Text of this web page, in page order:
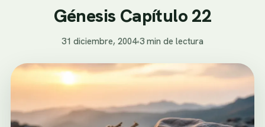
Génesis Capítulo 22
31 diciembre, 2004•3 min de lectura